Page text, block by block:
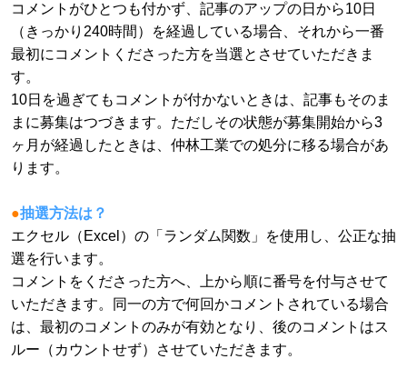
コメントがひとつも付かず、記事のアップの日から10日
（きっかり240時間）を経過している場合、それから一番
最初にコメントくださった方を当選とさせていただきま
す。
10日を過ぎてもコメントが付かないときは、記事もそのま
まに募集はつづきます。ただしその状態が募集開始から3
ヶ月が経過したときは、仲林工業での処分に移る場合があ
ります。
●抽選方法は？
エクセル（Excel）の「ランダム関数」を使用し、公正な抽
選を行います。
コメントをくださった方へ、上から順に番号を付与させて
いただきます。同一の方で何回かコメントされている場合
は、最初のコメントのみが有効となり、後のコメントはス
ルー（カウントせず）させていただきます。